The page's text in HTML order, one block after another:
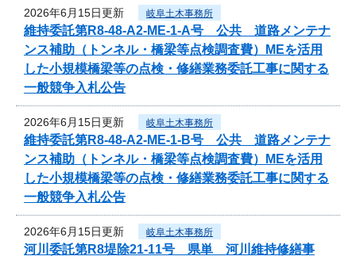
2026年6月15日更新 岐阜土木事務所
維持委託第R8-48-A2-ME-1-A号 公共 道路メンテナ
ンス補助（トンネル・橋梁等点検調査費）MEを活用
した小規模橋梁等の点検・修繕業務委託工事に関する
一般競争入札公告
2026年6月15日更新 岐阜土木事務所
維持委託第R8-48-A2-ME-1-B号 公共 道路メンテナ
ンス補助（トンネル・橋梁等点検調査費）MEを活用
した小規模橋梁等の点検・修繕業務委託工事に関する
一般競争入札公告
2026年6月15日更新 岐阜土木事務所
河川委託第R8堤除21-11号 県単 河川維持修繕事